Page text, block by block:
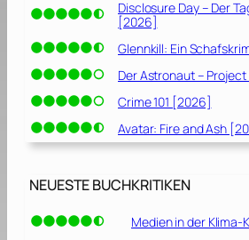
Disclosure Day – Der
[2026]
Glennkill: Ein
Der Astronaut –
Crime 101 [2026]
Avatar: Fire and Ash
NEUESTE BUCHKRITIKEN
Medien in der Klima-